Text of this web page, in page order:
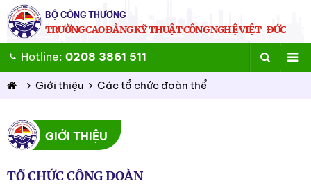
BỘ CÔNG THƯƠNG
TRƯỜNG CAO ĐẲNG KỸ THUẬT CÔNG NGHỆ VIỆT-ĐỨC
Hotline: 0208 3861 511
Giới thiệu Các tổ chức đoàn thể
GIỚI THIỆU
TỔ CHỨC CÔNG ĐOÀN